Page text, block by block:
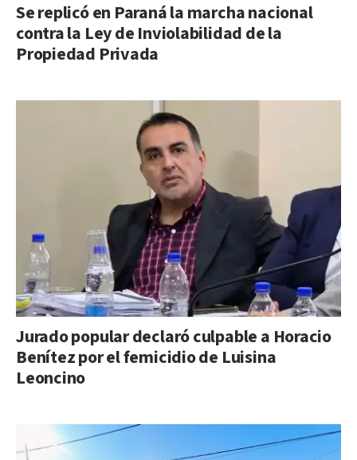
Se replicó en Paraná la marcha nacional
contra la Ley de Inviolabilidad de la
Propiedad Privada
Jurado popular declaró culpable a Horacio
Benítez por el femicidio de Luisina
Leoncino